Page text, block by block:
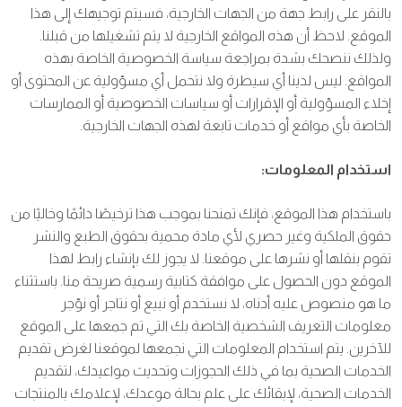
بالنقر على رابط جهة من الجهات الخارجية، فسيتم توجيهك إلى هذا
الموقع. لاحظ أن هذه المواقع الخارجية لا يتم تشغيلها من قبلنا.
ولذلك ننصحك بشدة بمراجعة سياسة الخصوصية الخاصة بهذه
المواقع. ليس لدينا أي سيطرة ولا نتحمل أي مسؤولية عن المحتوى أو
إخلاء المسؤولية أو الإقرارات أو سياسات الخصوصية أو الممارسات
الخاصة بأي مواقع أو خدمات تابعة لهذه الجهات الخارجية.
استخدام المعلومات:
باستخدام هذا الموقع، فإنك تمنحنا بموجب هذا ترخيصًا دائمًا وخاليًا من
حقوق الملكية وغير حصري لأي مادة محمية بحقوق الطبع والنشر
تقوم بنقلها أو نشرها على موقعنا. لا يجوز لك بإنشاء رابط لهذا
الموقع دون الحصول على موافقة كتابية رسمية صريحة منا. باستثناء
ما هو منصوص عليه أدناه، لا نستخدم أو نبيع أو نتاجر أو نؤجر
معلومات التعريف الشخصية الخاصة بك التي تم جمعها على الموقع
للآخرين. يتم استخدام المعلومات التي نجمعها لموقعنا لغرض تقديم
الخدمات الصحية بما في ذلك الحجوزات وتحديث مواعيدك، لتقديم
الخدمات الصحية، لإبقائك على علم بحالة موعدك، لإعلامك بالمنتجات